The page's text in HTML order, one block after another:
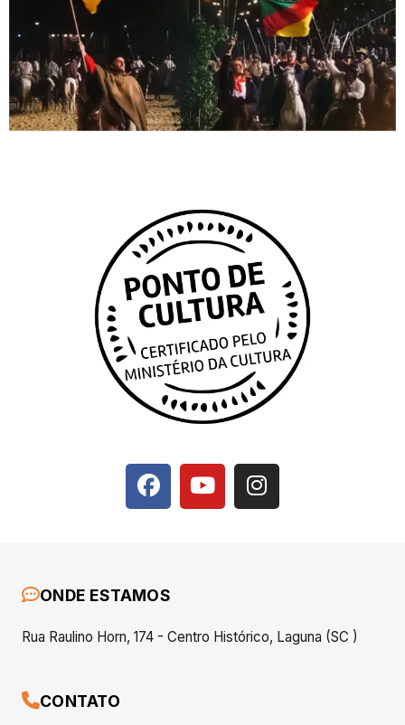
ONDE ESTAMOS
Rua Raulino Horn, 174 - Centro Histórico, Laguna (SC )
CONTATO